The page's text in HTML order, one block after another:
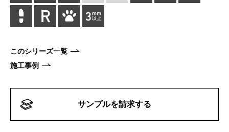
このシリーズ一覧
施工事例
サンプルを請求する